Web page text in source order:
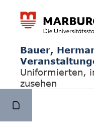
Bauer,
Uniformierten,
zusehen